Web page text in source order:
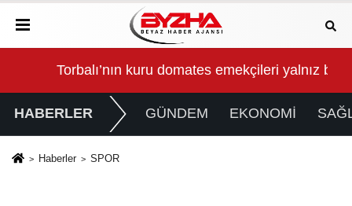
Torbalı’nın kuru domates emekçileri yalnız
HABERLER GÜNDEM EKONOMİ
Haberler SPOR